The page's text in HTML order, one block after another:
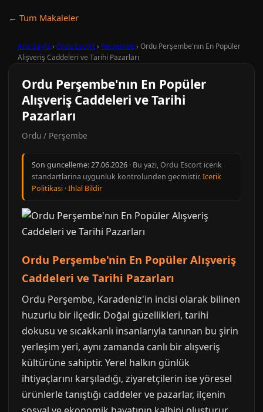
← Tum Makaleler
Ana Sayfa › Ordu Escort› Perşembe› Ordu Perşembe'nın En Popüler
Alışveriş Caddeleri ve Tarihi Pazarları
Ordu Perşembe'nın En Popüler
Alışveriş Caddeleri ve Tarihi
Pazarları
Ordu / Perşembe
Son guncelleme:27.06.2026 · Bu yazi, Ordu Escort icerik
standartlarina uygunluk kontrolunden gecmistir.Icerik
Politikasi ·Ihlal Bildir
Ordu Perşembe'nin En Popüler Alışveriş
Caddeleri ve Tarihi Pazarları
Ordu Perşembe, Karadeniz'in incisi olarak bilinen
huzurlu bir ilçedir. Doğal güzellikleri, tarihi
dokusu ve sıcakkanlı insanlarıyla tanınan bu şirin
yerleşim yeri, aynı zamanda canlı bir alışveriş
kültürüne sahiptir. Yerel halkın günlük
ihtiyaçlarını karşıladığı, ziyaretçilerin ise yöresel
ürünlerle tanıştığı caddeler ve pazarlar, ilçenin